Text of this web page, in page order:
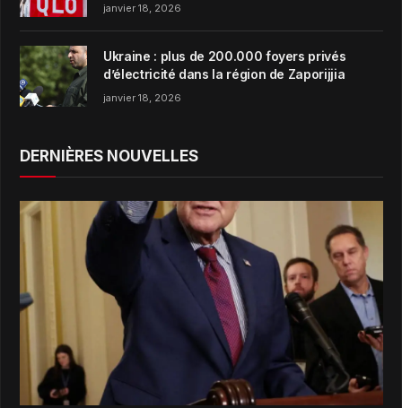
janvier 18, 2026
Ukraine : plus de 200.000 foyers privés
d’électricité dans la région de Zaporijjia
janvier 18, 2026
DERNIÈRES NOUVELLES